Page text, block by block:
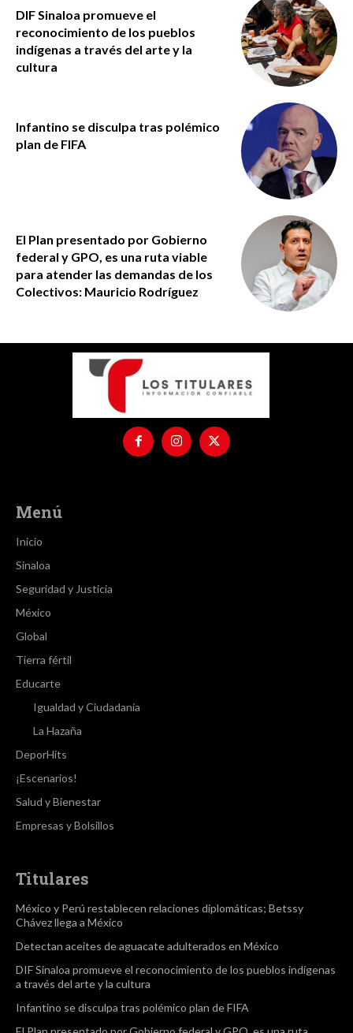
DIF Sinaloa promueve el
reconocimiento de los pueblos
indígenas a través del arte y la
cultura
Infantino se disculpa tras polémico
plan de FIFA
El Plan presentado por Gobierno
federal y GPO, es una ruta viable
para atender las demandas de los
Colectivos: Mauricio Rodríguez
Menú
Inicio
Sinaloa
Seguridad y Justicia
México
Global
Tierra fértil
Educarte
Igualdad y Ciudadanía
La Hazaña
DeporHits
¡Escenarios!
Salud y Bienestar
Empresas y Bolsillos
Titulares
México y Perú restablecen relaciones diplomáticas; Betssy
Chávez llega a México
Detectan aceites de aguacate adulterados en México
DIF Sinaloa promueve el reconocimiento de los pueblos indígenas
a través del arte y la cultura
Infantino se disculpa tras polémico plan de FIFA